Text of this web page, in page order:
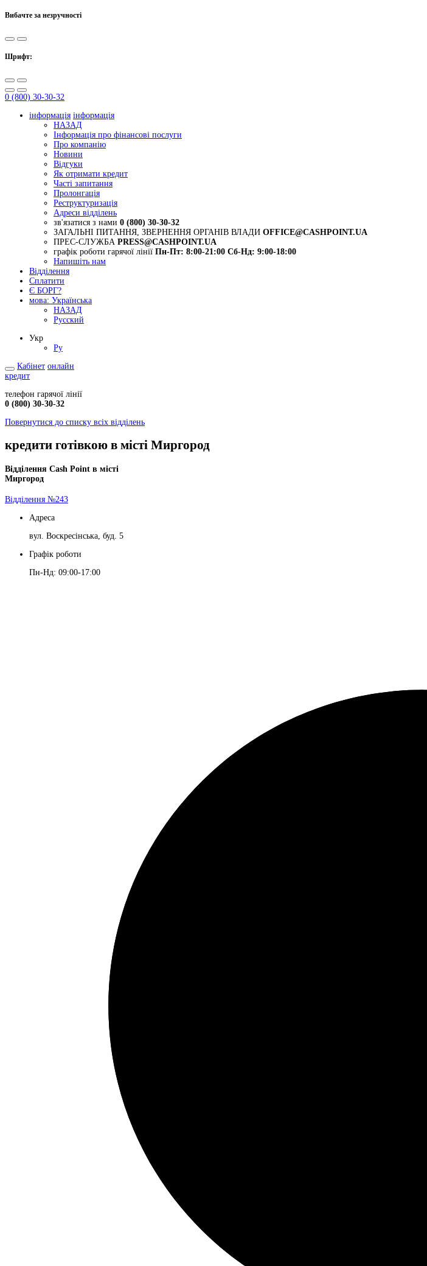
Вибачте за незручності
Шрифт:
0 (800) 30-30-32
інформація інформація
НАЗАД
Інформація про фінансові послуги
Про компанію
Новини
Відгуки
Як отримати кредит
Часті запитання
Пролонгація
Реструктуризація
Адреси відділень
зв'язатися з нами 0 (800) 30-30-32
ЗАГАЛЬНІ ПИТАННЯ, ЗВЕРНЕННЯ ОРГАНІВ ВЛАДИ OFFICE@CASHPOINT.UA
ПРЕС-СЛУЖБА PRESS@CASHPOINT.UA
графік роботи гарячої лінії Пн-Пт: 8:00-21:00 Сб-Нд: 9:00-18:00
Напишіть нам
Відділення
Сплатити
Є БОРГ?
мова: Українська
НАЗАД
Русский
Укр
Ру
Кабінет онлайн
кредит
телефон гарячої лінії
0 (800) 30-30-32
Повернутися до списку всіх відділень
кредити готівкою в місті Миргород
Відділення Cash Point в місті
Миргород
Відділення №243
Адреса
вул. Воскресінська, буд. 5
Графік роботи
Пн-Нд: 09:00-17:00